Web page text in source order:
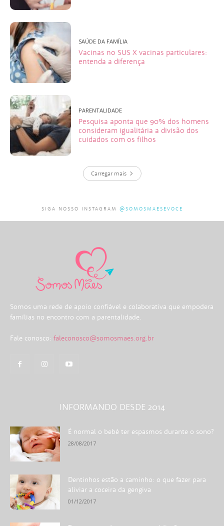
SAÚDE DA FAMÍLIA
Vacinas no SUS X vacinas particulares:
entenda a diferença
PARENTALIDADE
Pesquisa aponta que 90% dos homens
consideram igualitária a divisão dos
cuidados com os filhos
Carregar mais
SIGA NOSSO INSTAGRAM @SOMOSMAESEVOCE
Somos uma rede de apoio confiável e colaborativa que empodera
famílias no encontro com a parentalidade.
Fale conosco: faleconosco@somosmaes.org.br
INFORMANDO DESDE 2014
É normal o bebê ter espasmos durante o sono?
28/08/2017
Dentinhos estão a caminho: o que fazer para
aliviar a coceira da gengiva
01/12/2017